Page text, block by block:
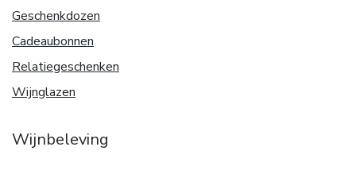
Geschenkdozen
Cadeaubonnen
Relatiegeschenken
Wijnglazen
Wijnbeleving